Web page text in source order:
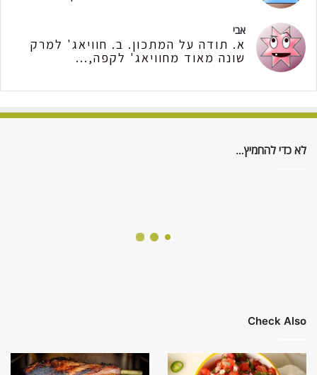
אבי
א. תודה על המתכון. ב. חוויאג' למרק
שונה מאוד מחוויאג' לקפה,...
לא כדי להחמיץ…
Check Also